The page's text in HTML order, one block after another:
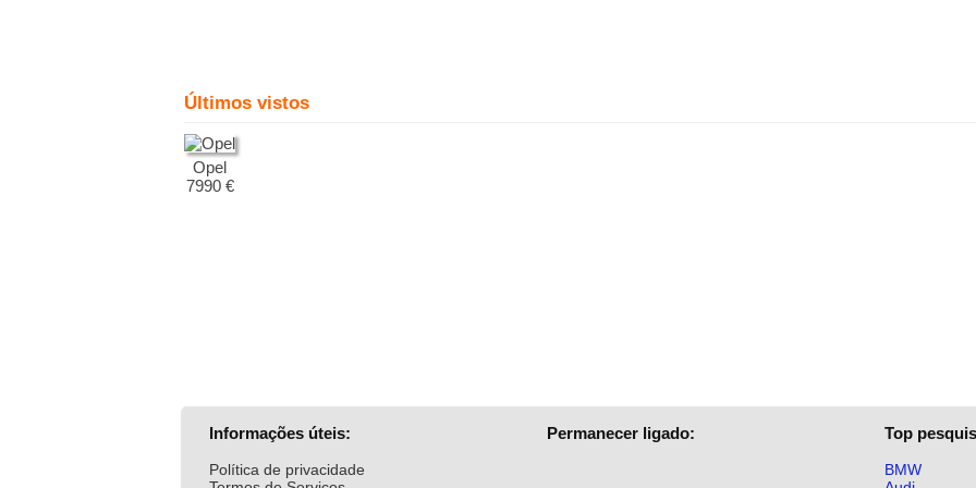
Últimos vistos
Opel
7990 €
Informações úteis:
Política de privacidade
Permanecer ligado: Top
BMW